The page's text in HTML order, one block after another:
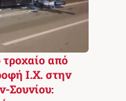
από
Ι.Χ. στην
Σουνίου: